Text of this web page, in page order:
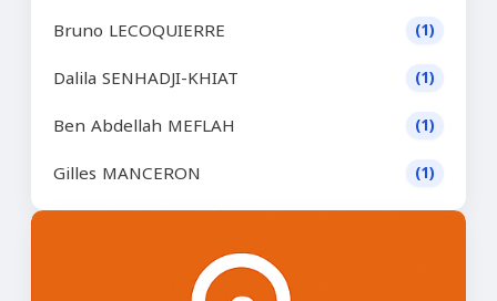
Bruno LECOQUIERRE (1)
Dalila SENHADJI-KHIAT (1)
Ben Abdellah MEFLAH (1)
Gilles MANCERON (1)